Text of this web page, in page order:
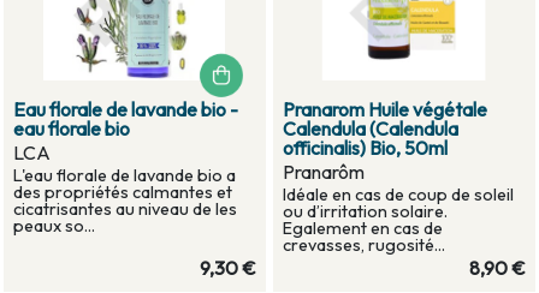
Eau florale de lavande bio -
eau florale bio
LCA
L'eau florale de lavande bio a
des propriétés calmantes et
cicatrisantes au niveau de les
peaux so...
9,30 €
Pranarom Huile végétale
Calendula (Calendula
officinalis) Bio, 50ml
Pranarôm
Idéale en cas de coup de soleil
ou d’irritation solaire.
Egalement en cas de
crevasses, rugosité...
8,90 €